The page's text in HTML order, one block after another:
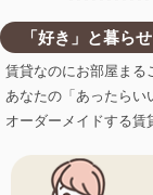
「好き」 と暮ら
賃貸なのにお部屋まる
あなたの「あったらい
オーダーメイドする賃